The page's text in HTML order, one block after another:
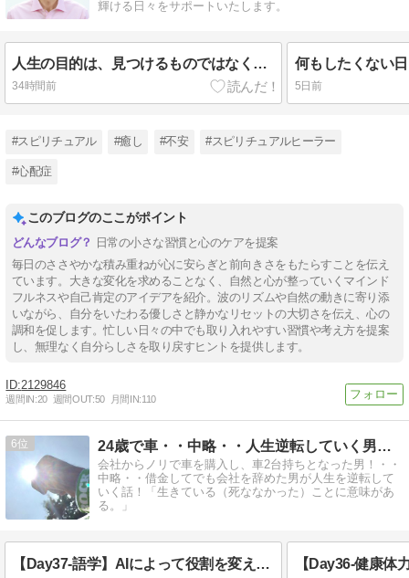
輝ける日々をサポートいたします。
人生の目的は、見つけるものではなく育てていくもの
34時間前
何もしたくない
5日前
#スピリチュアル #癒し #不安 #スピリチュアルヒーラー
#心配症
このブログのここがポイント
日常の小さな習慣と心のケアを提案
毎日のささやかな積み重ねが心に安らぎと前向きさをもたらすことを伝え
ています。大きな変化を求めることなく、自然と心が整っていくマインド
フルネスや自己肯定のアイデアを紹介。波のリズムや自然の動きに寄り添
いながら、自分をいたわる優しさと静かなリセットの大切さを伝え、心の
調和を促します。忙しい日々の中でも取り入れやすい習慣や考え方を提案
し、無理なく自分らしさを取り戻すヒントを提供します。
2129846
週間IN:20 週間OUT:50 月間IN:110
6 24歳で車・・中略・・人生逆転していく男の話。
会社からノリで車を購入し、車2台持ちとなった男！・・
中略・・借金してでも会社を辞めた男が人生を逆転して
いく話！「生きている（死ななかった）ことに意味があ
る。」
【Day37-語学】AIによって役割を変える大切さを実感！！〜Road to 2030W杯〜